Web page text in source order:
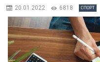
20.01.2022 6818 СПОРТ